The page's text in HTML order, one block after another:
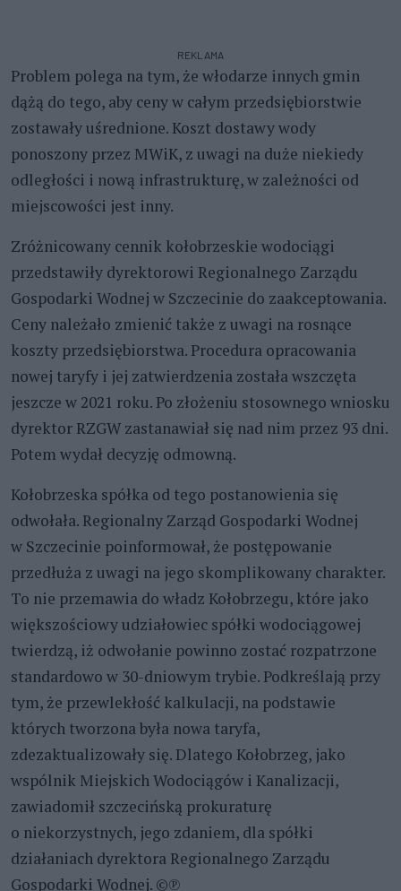
REKLAMA
Problem polega na tym, że włodarze innych gmin
dążą do tego, aby ceny w całym przedsiębiorstwie
zostawały uśrednione. Koszt dostawy wody
ponoszony przez MWiK, z uwagi na duże niekiedy
odległości i nową infrastrukturę, w zależności od
miejscowości jest inny.
Zróżnicowany cennik kołobrzeskie wodociągi
przedstawiły dyrektorowi Regionalnego Zarządu
Gospodarki Wodnej w Szczecinie do zaakceptowania.
Ceny należało zmienić także z uwagi na rosnące
koszty przedsiębiorstwa. Procedura opracowania
nowej taryfy i jej zatwierdzenia została wszczęta
jeszcze w 2021 roku. Po złożeniu stosownego wniosku
dyrektor RZGW zastanawiał się nad nim przez 93 dni.
Potem wydał decyzję odmowną.
Kołobrzeska spółka od tego postanowienia się
odwołała. Regionalny Zarząd Gospodarki Wodnej
w Szczecinie poinformował, że postępowanie
przedłuża z uwagi na jego skomplikowany charakter.
To nie przemawia do władz Kołobrzegu, które jako
większościowy udziałowiec spółki wodociągowej
twierdzą, iż odwołanie powinno zostać rozpatrzone
standardowo w 30-dniowym trybie. Podkreślają przy
tym, że przewlekłość kalkulacji, na podstawie
których tworzona była nowa taryfa,
zdezaktualizowały się. Dlatego Kołobrzeg, jako
wspólnik Miejskich Wodociągów i Kanalizacji,
zawiadomił szczecińską prokuraturę
o niekorzystnych, jego zdaniem, dla spółki
działaniach dyrektora Regionalnego Zarządu
Gospodarki Wodnej. ©℗